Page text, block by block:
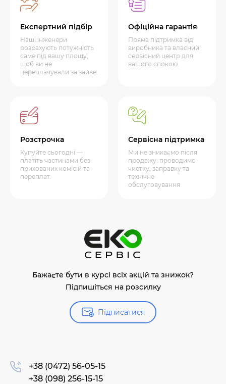
Експертний підбір
Наші інженери
розрахують потужність
саме під вашу площу,
щоб ви не
переплачували за зайве.
Офіційна гарантія
Пряма підтримка від
виробника та власний
сервісний центр для
вашого спокою.
Розстрочка
Купуйте сьогодні —
платіть частинами без
прихованих комісій та
переплат.
Сервісна підтримка
Ми не зникаємо після
продажу: проводимо
чистку, заправку та
технічне
обслуговування
Бажаєте бути в курсі всіх акцій та знижок?
Підпишіться на розсилку
Підписатися
+38 (0472) 56-05-15
+38 (098) 256-15-15